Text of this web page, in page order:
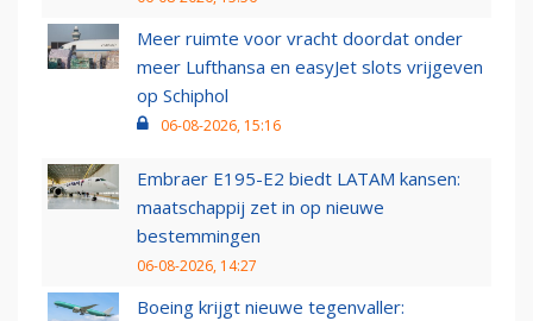
Meer ruimte voor vracht doordat onder
meer Lufthansa en easyJet slots vrijgeven
op Schiphol
06-08-2026, 15:16
Embraer E195-E2 biedt LATAM kansen:
maatschappij zet in op nieuwe
bestemmingen
06-08-2026, 14:27
Boeing krijgt nieuwe tegenvaller: